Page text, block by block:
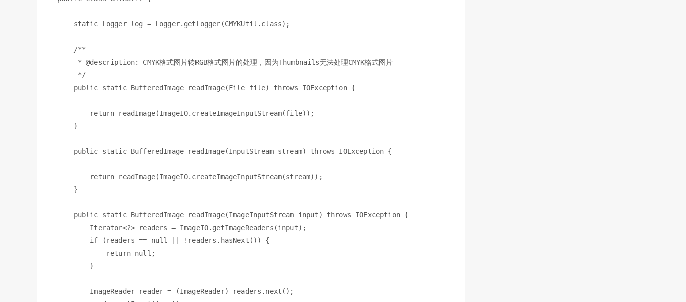
static Logger log = Logger. getLogger(CMYKUtil. class) ;
/**
     *
@description: CMYK格式图片转RGB格式图片的处理，因为Thumbnails无法处理CMYK格式图片
*/
public static BufferedImage readImage(File file) throws IOException {
return readImage(ImageIO. createImageInputStream(file)) ;
}
public static BufferedImage readImage(InputStream stream) throws IOException {
return readImage(ImageIO. createImageInputStream(stream)) ;
}
public static BufferedImage readImage(ImageInputStream input) throws IOException {
        Iterator<?> readers = ImageIO.
getImageReaders (input) ;
        if
(readers == null
|| !readers.hasNext()) {
return null;
}
        ImageReader reader = (ImageReader) readers.next()
;